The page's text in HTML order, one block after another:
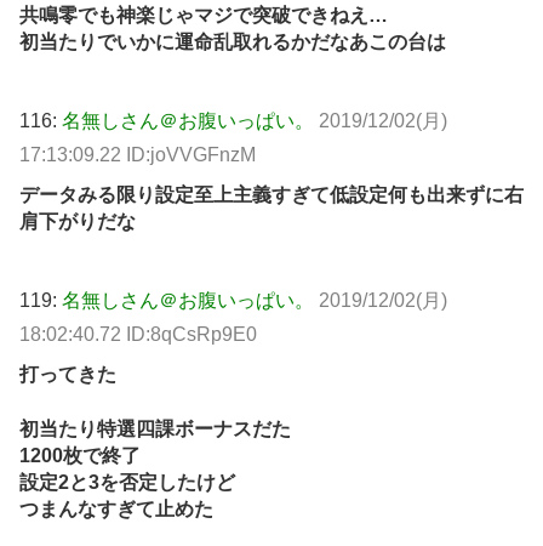
共鳴零でも神楽じゃマジで突破できねえ…
初当たりでいかに運命乱取れるかだなあこの台は
116: 名無しさん＠お腹いっぱい。
2019/12/02(月)
17:13:09.22 ID:joVVGFnzM
データみる限り設定至上主義すぎて低設定何も出来ずに右
肩下がりだな
119: 名無しさん＠お腹いっぱい。
2019/12/02(月)
18:02:40.72 ID:8qCsRp9E0
打ってきた
初当たり特選四課ボーナスだた
1200枚で終了
設定2と3を否定したけど
つまんなすぎて止めた